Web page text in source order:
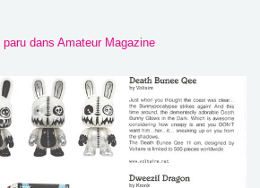
dans Amateur Magazine